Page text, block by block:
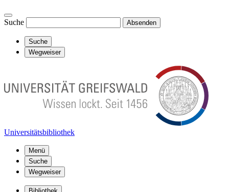
Suche Absenden
Suche
Wegweiser
Universitätsbibliothek
Menü
Suche
Wegweiser